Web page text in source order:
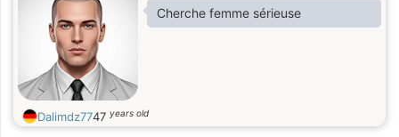
Cherche femme sérieuse
Dalimdz7747 years old